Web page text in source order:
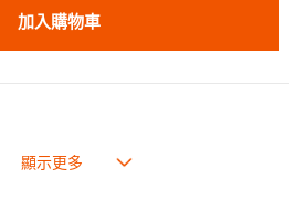
加入購物車
生過熱點。